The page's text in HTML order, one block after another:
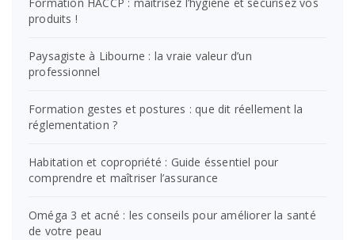
Formation HACCP : maîtrisez l’hygiène et sécurisez vos
produits !
Paysagiste à Libourne : la vraie valeur d’un
professionnel
Formation gestes et postures : que dit réellement la
réglementation ?
Habitation et copropriété : Guide éssentiel pour
comprendre et maîtriser l’assurance
Oméga 3 et acné : les conseils pour améliorer la santé
de votre peau